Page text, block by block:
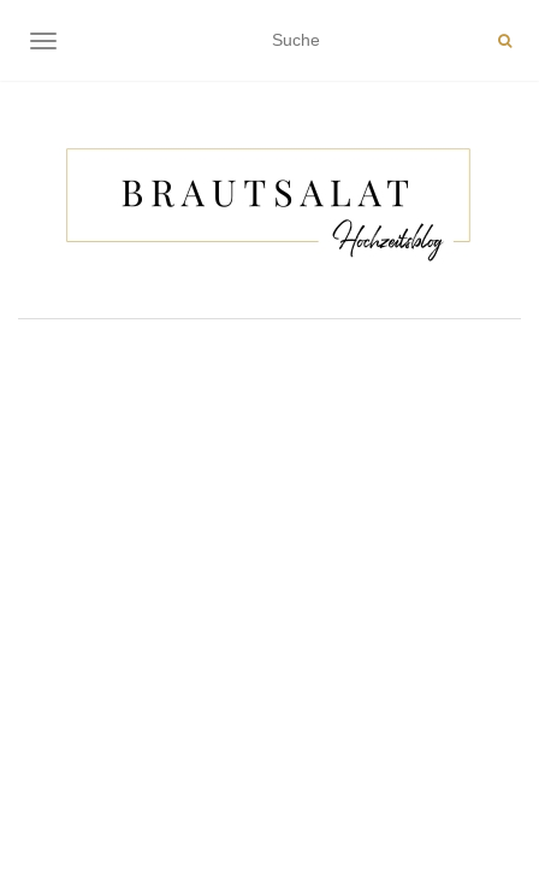
NAVIGATION EIN-/AUSSCHALTEN